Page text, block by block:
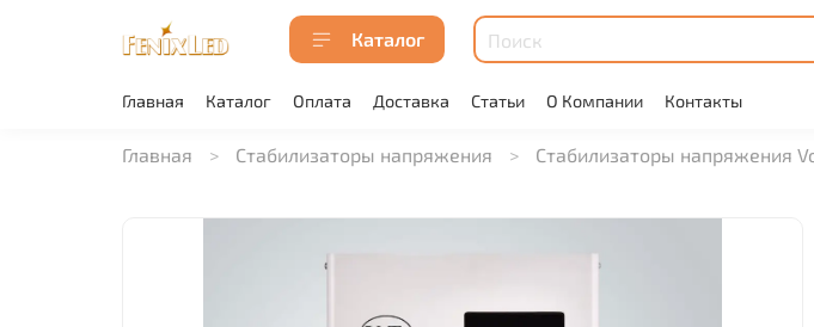
Каталог
Главная Каталог Оплата Доставка Статьи О Компании Контакты
Главная Стабилизаторы напряжения Стабилизаторы напряжения